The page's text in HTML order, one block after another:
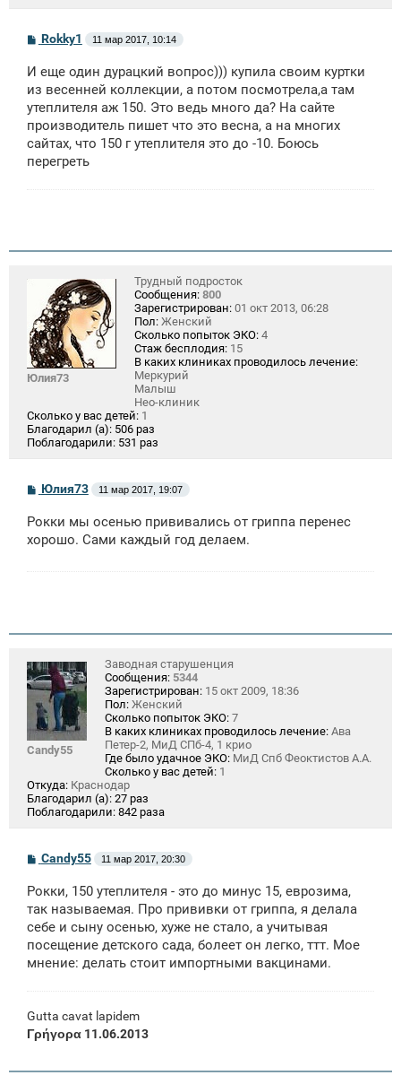
С
о
б
щ
н
и
е
Rokky1 11 мар 2017, 10:14
И еще один дурацкий вопрос))) купила своим куртки
из весенней коллекции, а потом посмотрела,а там
утеплителя аж 150. Это ведь много да? На сайте
производитель пишет что это весна, а на многих
сайтах, что 150 г утеплителя это до -10. Боюсь
перегреть
Юлия73
Трудный подросток
Сообщения: 800
Зарегистрирован: 01 окт 2013, 06:28
Пол: Женский
Сколько попыток ЭКО: 4
Стаж бесплодия: 15
В каких клиниках проводилось лечение:
Меркурий
Малыш
Нео-клиник
Сколько у вас детей: 1
Благодарил (а): 506 раз
Поблагодарили: 531 раз
С
б
щ
е
Юлия73 11 мар 2017, 19:07
Рокки мы осенью прививались от гриппа перенес
хорошо. Сами каждый год делаем.
Candy55
Заводная старушенция
Сообщения: 5344
Зарегистрирован: 15 окт 2009, 18:36
Пол: Женский
Сколько попыток ЭКО: 7
В каких клиниках проводилось лечение: Ава
Петер-2, МиД СПб-4, 1 крио
Где было удачное ЭКО: МиД Спб Феоктистов А.А.
Сколько у вас детей: 1
Откуда: Краснодар
Благодарил (а): 27 раз
Поблагодарили: 842 раза
С
б
щ
н
и
Candy55 11 мар 2017, 20:30
Рокки, 150 утеплителя - это до минус 15, еврозима,
так называемая. Про прививки от гриппа, я делала
себе и сыну осенью, хуже не стало, а учитывая
посещение детского сада, болеет он легко, ттт. Мое
мнение: делать стоит импортными вакцинами.
Gutta cavat lapidem
Γρήγορα 11.06.2013